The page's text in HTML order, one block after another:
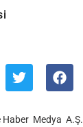
Haber Medya A.Ş.